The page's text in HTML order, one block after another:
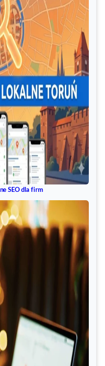
SEO dla firm